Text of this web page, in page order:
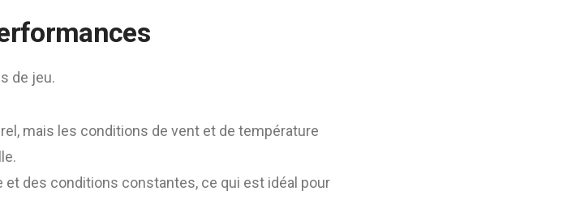
de jeu.
mais les conditions de vent et de température
et des conditions constantes, ce qui est idéal pour